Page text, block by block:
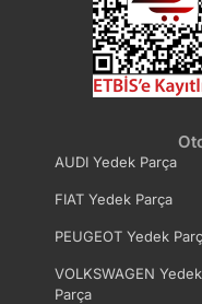
AUDI Yedek Parça
FIAT Yedek Parça
PEUGEOT Yedek
VOLKSWAGEN Yedek
Parça